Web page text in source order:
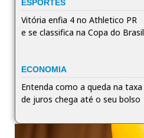
ESPORTES
Vitória enfia 4 no Athletico PR
e se classifica na Copa do Brasil
ECONOMIA
Entenda como a queda na taxa
de juros chega até o seu bolso